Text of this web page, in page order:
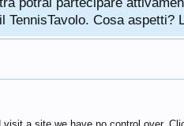
TennisTavolo. Cosa aspetti?